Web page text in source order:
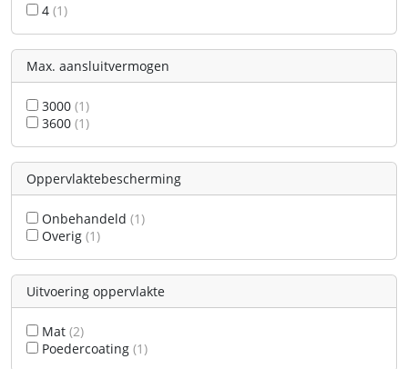
4 (1)
Max. aansluitvermogen
3000 (1)
3600 (1)
Oppervlaktebescherming
Onbehandeld (1)
Overig (1)
Uitvoering oppervlakte
Mat (2)
Poedercoating (1)